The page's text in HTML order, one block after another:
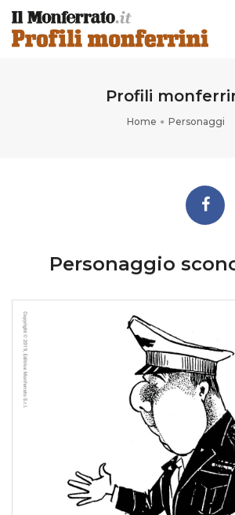
Profili
Home Personaggi
Personaggio